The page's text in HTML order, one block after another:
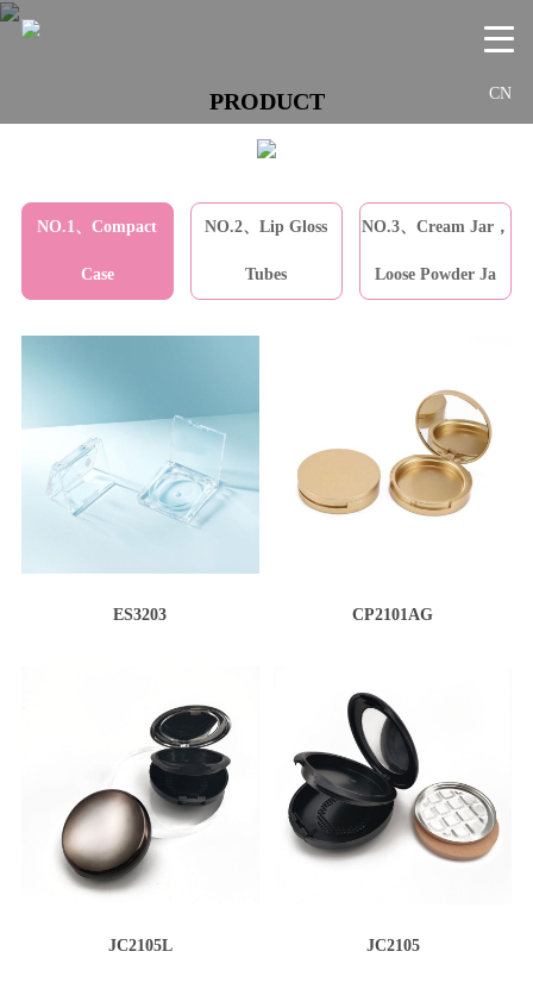
CN
PRODUCT
NO.1、Compact
Case
NO.2、Lip Gloss
Tubes
NO.3、Cream Jar，
Loose Powder Ja
ES3203 CP2101AG
JC2105L JC2105